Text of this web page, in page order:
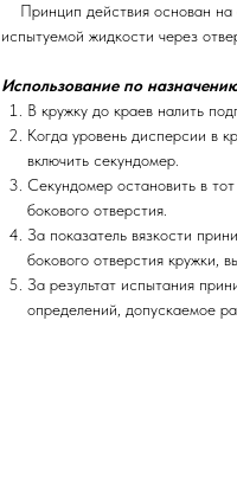
Принцип действия основан на
испытуемой жидкости через
Использование по
В кружку до краев налить
Когда уровень дисперсии в
включить секундомер.
Секундомер остановить в
бокового отверстия.
За показатель вязкости
бокового отверстия кружки,
За результат испытания
определений, допускаемое